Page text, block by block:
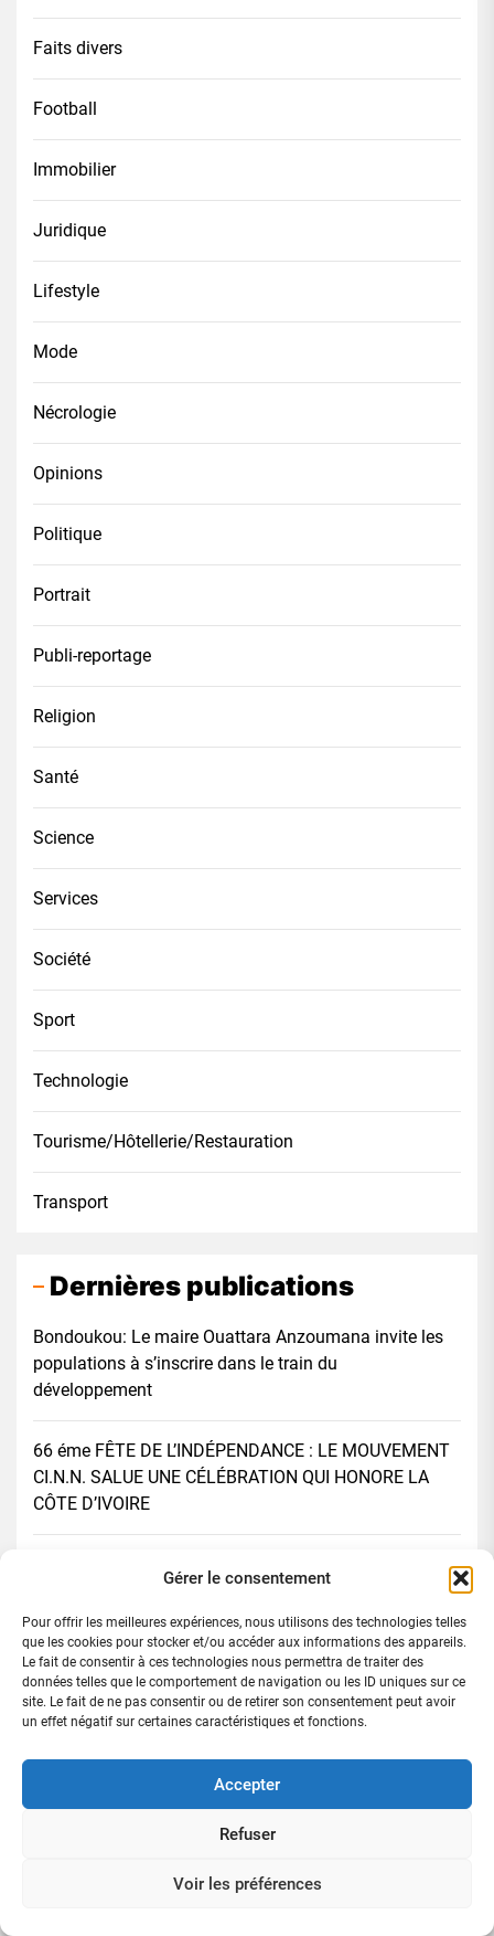
Gérer le consentement
Pour offrir les meilleures expériences, nous utilisons des technologies telles
que les cookies pour stocker et/ou accéder aux informations des appareils.
Le fait de consentir à ces technologies nous permettra de traiter des
données telles que le comportement de navigation ou les ID uniques sur ce
site. Le fait de ne pas consentir ou de retirer son consentement peut avoir
un effet négatif sur certaines caractéristiques et fonctions.
Accepter
Refuser
Voir les préférences
Faits divers
Football
Immobilier
Juridique
Lifestyle
Mode
Nécrologie
Opinions
Politique
Portrait
Publi-reportage
Religion
Santé
Science
Services
Société
Sport
Technologie
Tourisme/Hôtellerie/Restauration
Transport
Dernières publications
Bondoukou: Le maire Ouattara Anzoumana invite les
populations à s’inscrire dans le train du
développement
66 éme FÊTE DE L’INDÉPENDANCE : LE MOUVEMENT
CI.N.N. SALUE UNE CÉLÉBRATION QUI HONORE LA
CÔTE D’IVOIRE
Méambly salue l’appel d’Alassane Ouattara aux
entrepreneurs ivoiriens
Abobo-Derrière-Rail : le commissaire YAO Kouassi
KOFFI Michel redonne un nouveau visage au 21éme
arrondissement
Sahara marocain | La Colombie reconnaît
nouvelle ère de partenariat stratégique